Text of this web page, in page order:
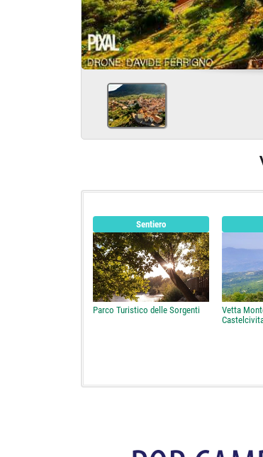
Sentiero
Parco Turistico delle Sorgenti
Vetta